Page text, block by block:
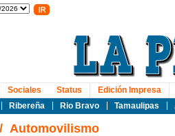
Ribereña Rio Bravo Tamaulipas
Sociales Status Edición Impresa
Automovilismo